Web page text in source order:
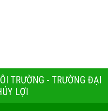
TRƯỜNG - TRƯỜNG ĐẠI
LỢI